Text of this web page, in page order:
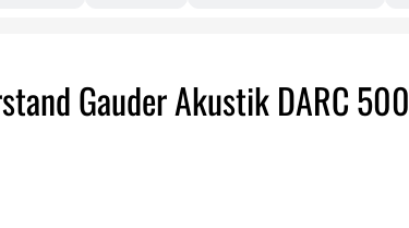
Gauder Akustik DARC 500